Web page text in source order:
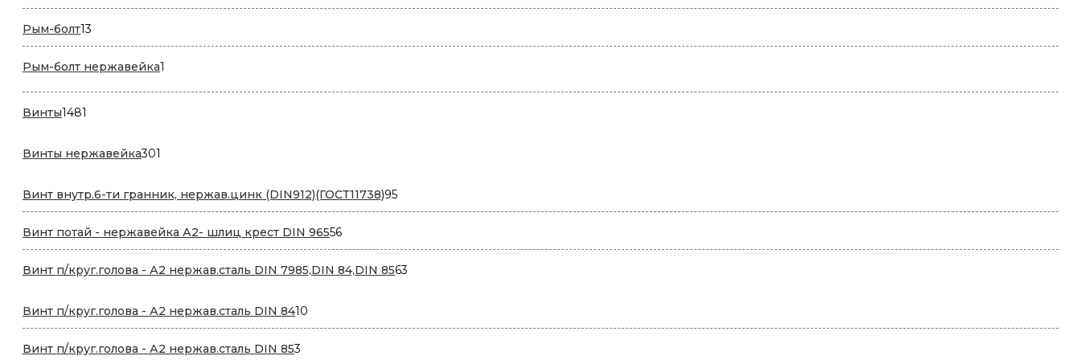
товаров
Рым-болт13
товаров
Рым-болт нержавейка1
Винты1481
Винты нержавейка301
Винт внутр.6-ти гранник, нержав.цинк (DIN912)(ГОСТ11738)9595
товаров
Винт потай - нержавейка А2- шлиц крест DIN 9655656
товаров
Винт п/круг.голова - А2 нержав.сталь DIN 7985,DIN 84,DIN 8563
Винт п/круг.голова - А2 нержав.сталь DIN 8410
товаров
Винт п/круг.голова - А2 нержав.сталь DIN 853